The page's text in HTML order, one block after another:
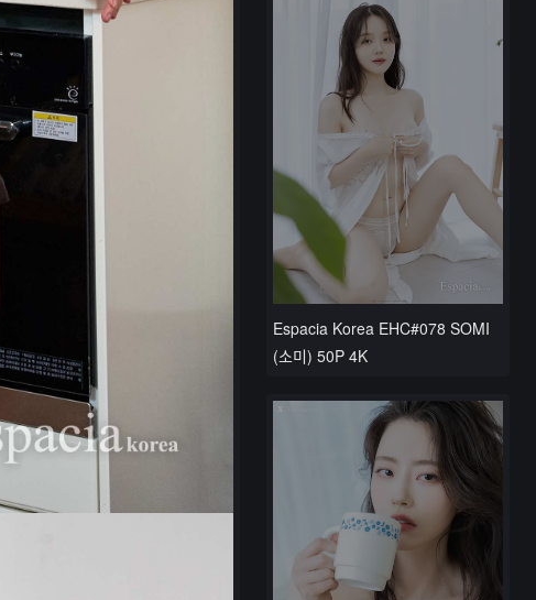
Espacia Korea EHC#078 SOMI
(소미) 50P 4K